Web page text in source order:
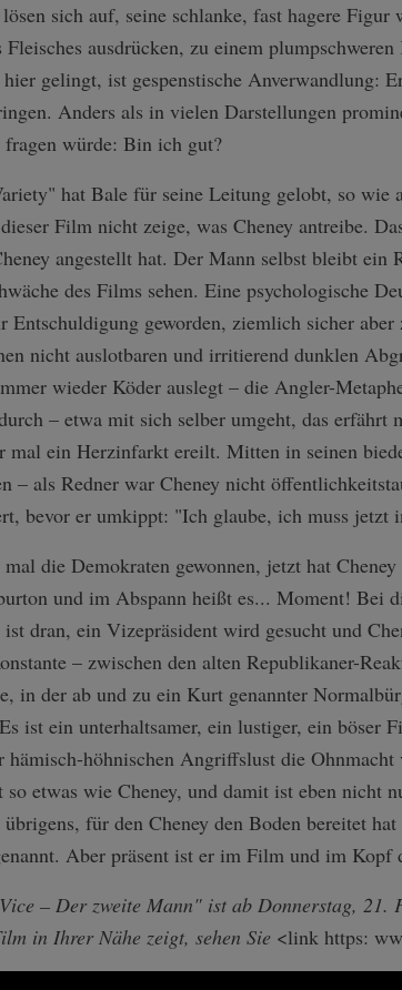
sich auf, seine schlanke, fast hagere
ausdrücken, zu einem
gelingt, ist gespenstische Anverwandlung:
Anders als in vielen Darstellungen
fragen würde: Bin ich gut?
hat Bale für seine Leitung gelobt, so wie
Film nicht zeige, was Cheney antreibe.
angestellt hat. Der Mann selbst bleibt ein
des Films sehen. Eine psychologische
geworden, ziemlich sicher aber
nicht auslotbaren und irritierend dunklen
wieder Köder auslegt – die Angler-
– etwa mit sich selber umgeht, das erfährt
mal ein Herzinfarkt ereilt. Mitten in seinen
– als Redner war Cheney nicht
bevor er umkippt: "Ich glaube, ich muss jetzt
die Demokraten gewonnen, jetzt hat
und im Abspann heißt es... Moment! Bei
dran, ein Vizepräsident wird gesucht und
– zwischen den alten Republikaner-
in der ab und zu ein Kurt genannter
ist ein unterhaltsamer, ein lustiger, ein
hämisch-höhnischen Angriffslust die
so etwas wie Cheney, und damit ist eben nicht
für den Cheney den Boden bereitet
Aber präsent ist er im Film und im Kopf
– Der zweite Mann" ist ab Donnerstag, 21.
in Ihrer Nähe zeigt, sehen Sie <link https: